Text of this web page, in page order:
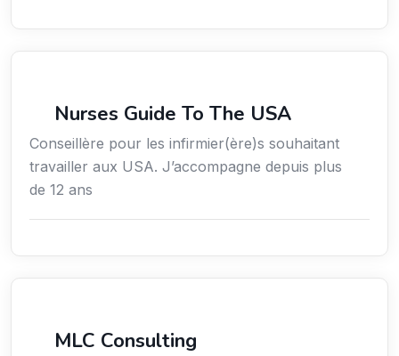
Nurses Guide To The USA
Conseillère pour les infirmier(ère)s souhaitant
travailler aux USA. J’accompagne depuis plus
de 12 ans
MLC Consulting